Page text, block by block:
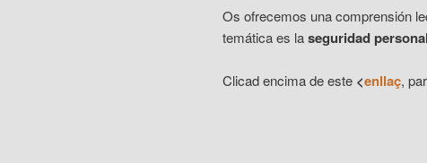
Os ofrecemos una comprensión
temática es laseguridad personal
Clicad encima de este <enllaç,